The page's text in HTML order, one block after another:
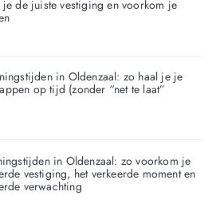
je de juiste vestiging en voorkom je
in Oldenzaal: zo haal je je
op tijd (zonder “net te laat”
in Oldenzaal: zo voorkom je
vestiging, het verkeerde moment en
verwachting